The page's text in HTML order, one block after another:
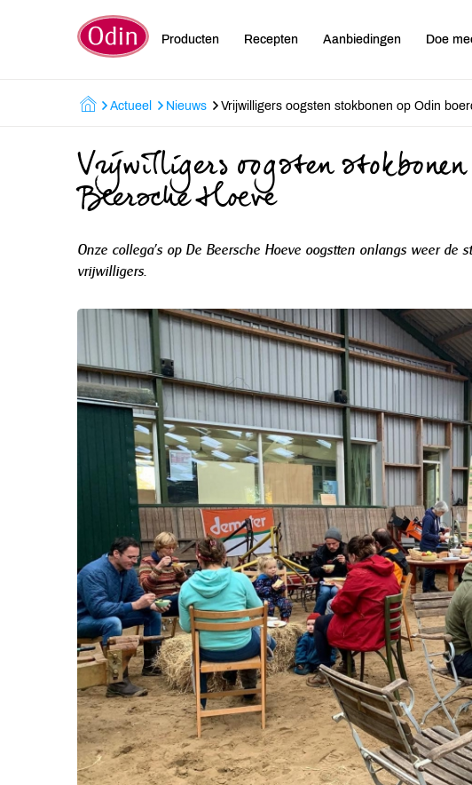
Producten Recepten Aanbiedingen Doe
Actueel Nieuws Vrijwilligers oogsten stokbonen op Odin
Vrijwilligers oogsten
Beersche Hoeve
Onze collega’s op De Beersche Hoeve oogstten onlangs weer de
vrijwilligers.